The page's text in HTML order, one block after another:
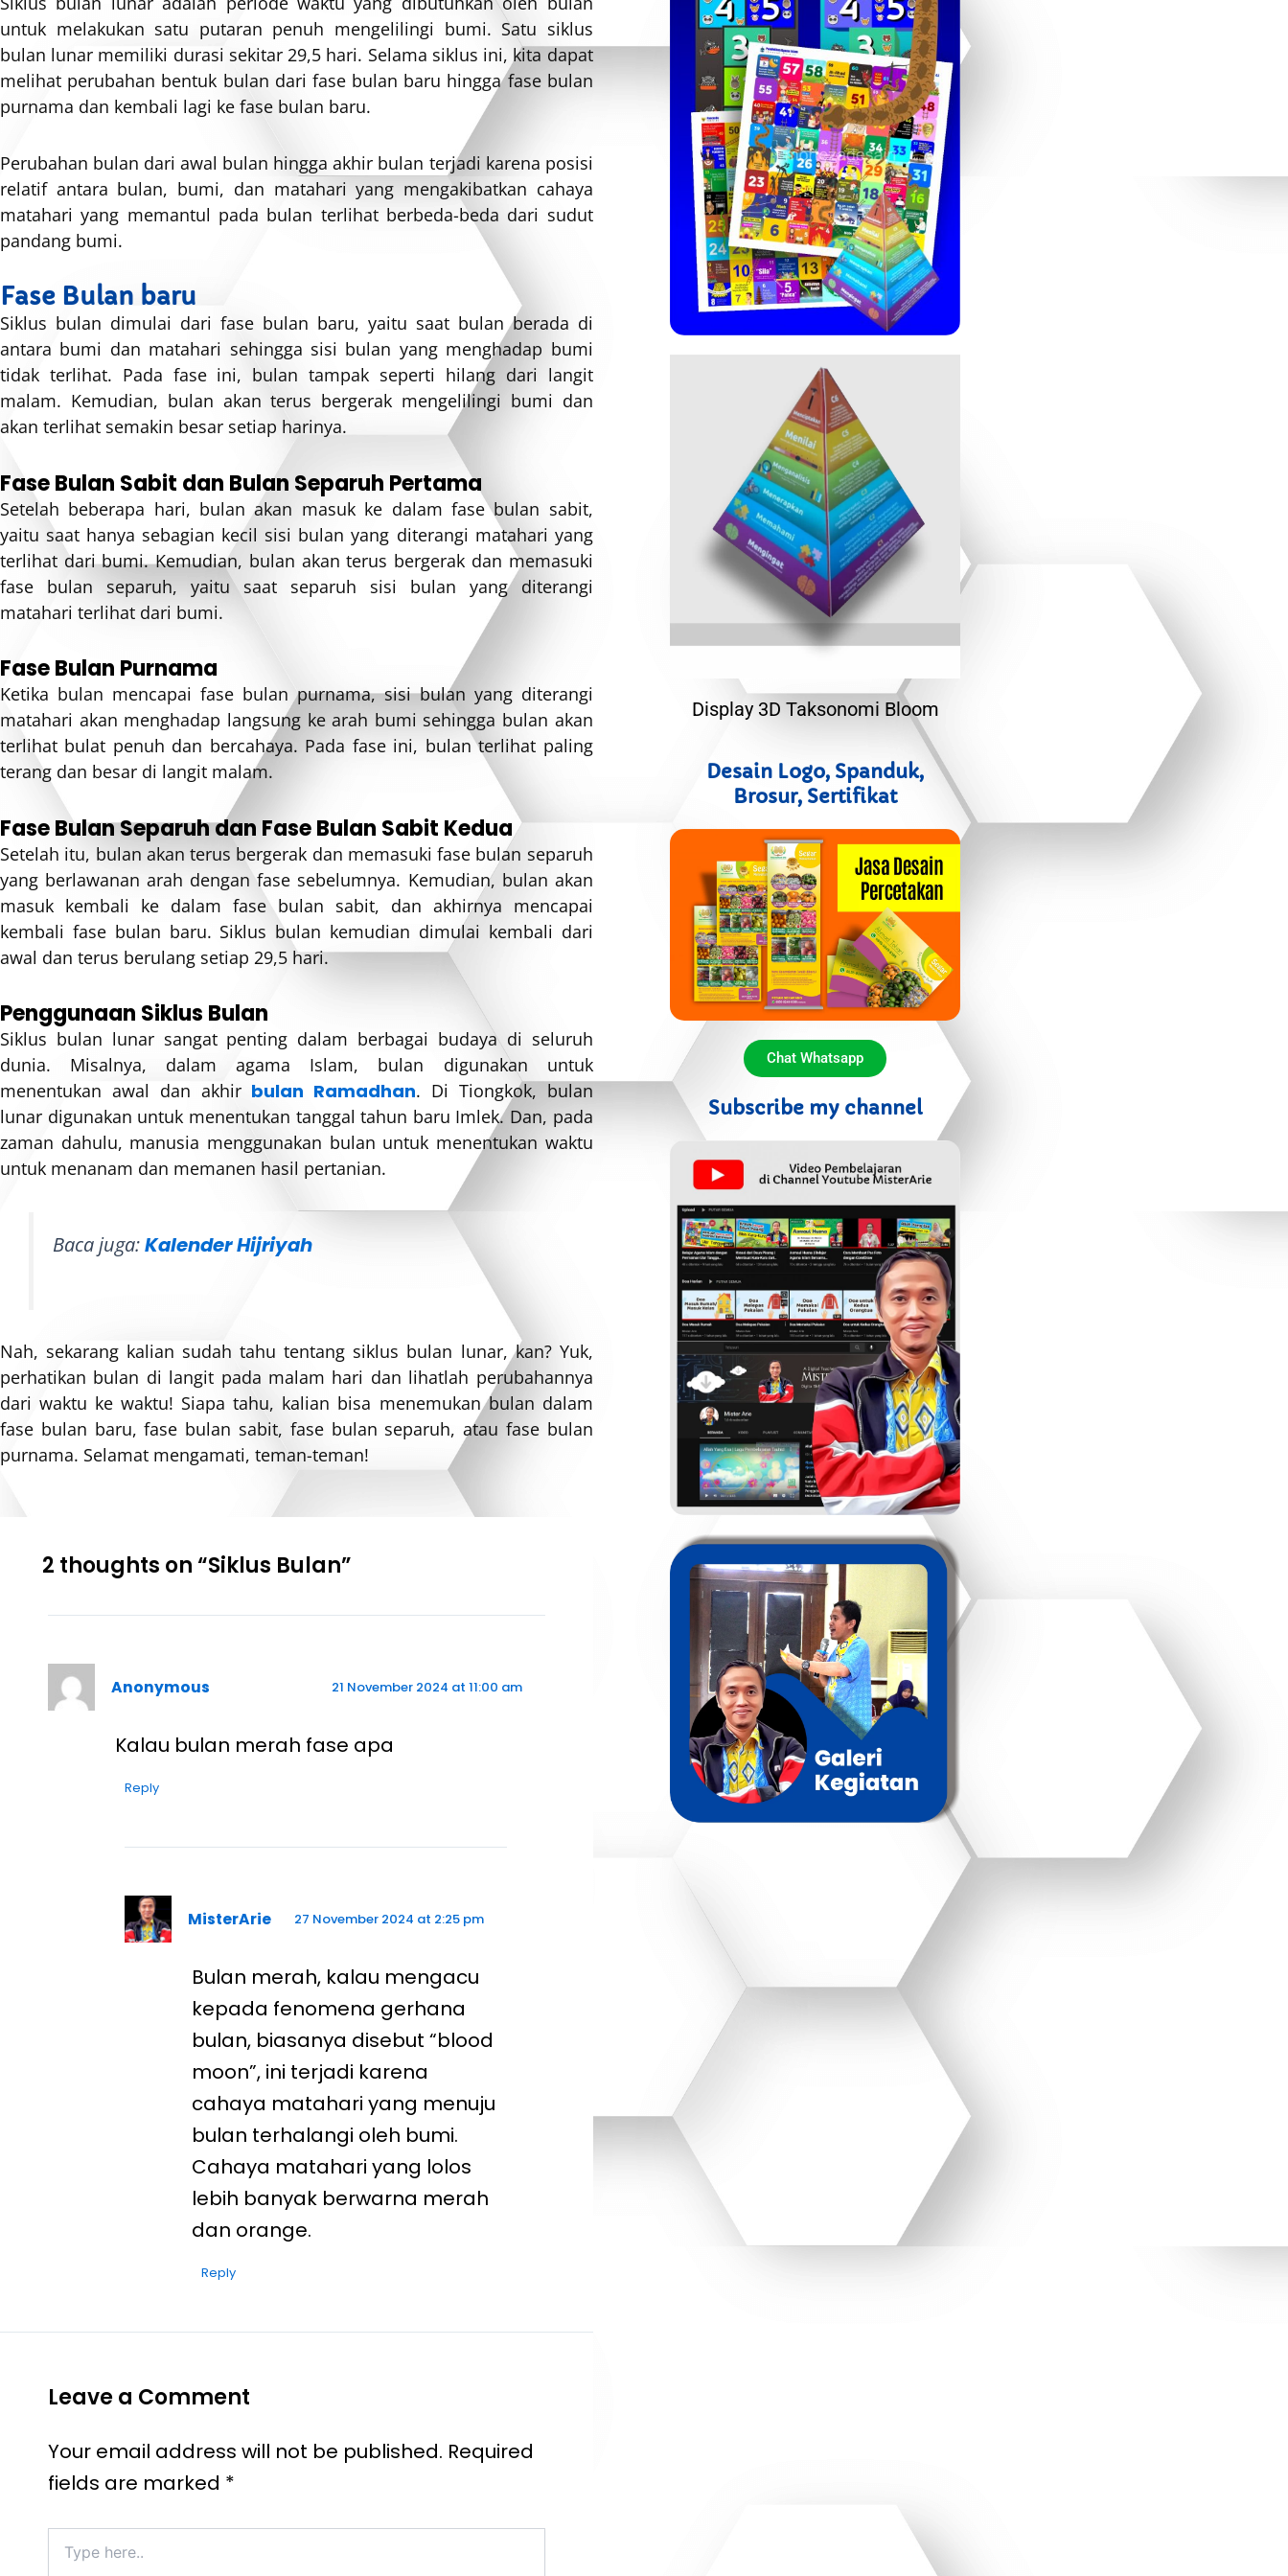
untuk melakukan satu putaran penuh mengelilingi bumi. Satu siklus
bulan lunar memiliki durasi sekitar 29,5 hari. Selama siklus ini, kita dapat
melihat perubahan bentuk bulan dari fase bulan baru hingga fase bulan
purnama dan kembali lagi ke fase bulan baru.
Perubahan bulan dari awal bulan hingga akhir bulan terjadi karena posisi
relatif antara bulan, bumi, dan matahari yang mengakibatkan cahaya
matahari yang memantul pada bulan terlihat berbeda-beda dari sudut
pandang bumi.
Fase Bulan baru
Siklus bulan dimulai dari fase bulan baru, yaitu saat bulan berada di
antara bumi dan matahari sehingga sisi bulan yang menghadap bumi
tidak terlihat. Pada fase ini, bulan tampak seperti hilang dari langit
malam. Kemudian, bulan akan terus bergerak mengelilingi bumi dan
akan terlihat semakin besar setiap harinya.
Fase Bulan Sabit dan Bulan Separuh Pertama
Setelah beberapa hari, bulan akan masuk ke dalam fase bulan sabit,
yaitu saat hanya sebagian kecil sisi bulan yang diterangi matahari yang
terlihat dari bumi. Kemudian, bulan akan terus bergerak dan memasuki
fase bulan separuh, yaitu saat separuh sisi bulan yang diterangi
matahari terlihat dari bumi.
Fase Bulan Purnama
Ketika bulan mencapai fase bulan purnama, sisi bulan yang diterangi
matahari akan menghadap langsung ke arah bumi sehingga bulan akan
terlihat bulat penuh dan bercahaya. Pada fase ini, bulan terlihat paling
terang dan besar di langit malam.
Fase Bulan Separuh dan Fase Bulan Sabit Kedua
Setelah itu, bulan akan terus bergerak dan memasuki fase bulan separuh
yang berlawanan arah dengan fase sebelumnya. Kemudian, bulan akan
masuk kembali ke dalam fase bulan sabit, dan akhirnya mencapai
kembali fase bulan baru. Siklus bulan kemudian dimulai kembali dari
awal dan terus berulang setiap 29,5 hari.
Penggunaan Siklus Bulan
Siklus bulan lunar sangat penting dalam berbagai budaya di seluruh
dunia. Misalnya, dalam agama Islam, bulan digunakan untuk
menentukan awal dan akhir bulan Ramadhan. Di Tiongkok, bulan
lunar digunakan untuk menentukan tanggal tahun baru Imlek. Dan, pada
zaman dahulu, manusia menggunakan bulan untuk menentukan waktu
untuk menanam dan memanen hasil pertanian.
Baca juga:Kalender Hijriyah
Nah, sekarang kalian sudah tahu tentang siklus bulan lunar, kan? Yuk,
perhatikan bulan di langit pada malam hari dan lihatlah perubahannya
dari waktu ke waktu! Siapa tahu, kalian bisa menemukan bulan dalam
fase bulan baru, fase bulan sabit, fase bulan separuh, atau fase bulan
purnama. Selamat mengamati, teman-teman!
2 thoughts on “Siklus Bulan”
Anonymous 21 November 2024 at 11:00 am
Kalau bulan merah fase apa
Reply
MisterArie 27 November 2024 at 2:25 pm
Bulan merah, kalau mengacu
kepada fenomena gerhana
bulan, biasanya disebut “blood
moon”, ini terjadi karena
cahaya matahari yang menuju
bulan terhalangi oleh bumi.
Cahaya matahari yang lolos
lebih banyak berwarna merah
dan orange.
Reply
Leave a Comment
Your email address will not be published. Required
fields are marked *
here..
Display 3D Taksonomi Bloom
Desain Logo, Spanduk,
Brosur, Sertifikat
Chat Whatsapp
Subscribe my channel